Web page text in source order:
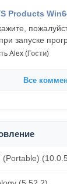
Products
запуске
Alex (Гости)
Все
(Portable)